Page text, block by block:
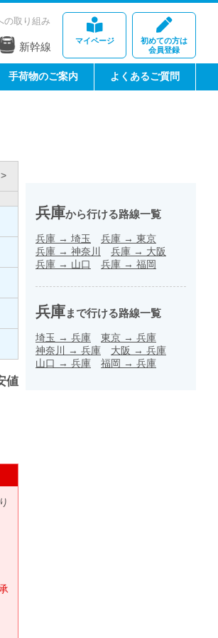
マイページ
初めての方は
会員登録
の取り組み
新幹線
手荷物のご案内 よくあるご質問
値
兵庫から行ける路線一覧
兵庫 → 埼玉 兵庫 → 東京
兵庫 → 神奈川 兵庫 → 大阪
兵庫 → 山口 兵庫 → 福岡
兵庫まで行ける路線一覧
埼玉 → 兵庫 東京 → 兵庫
神奈川
→ 兵庫 大阪 → 兵庫
山口 → 兵庫 福岡 → 兵庫